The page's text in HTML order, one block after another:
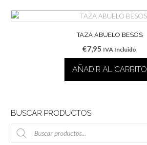
TAZA ABUELO BESOS
€7,95 IVA Incluido
AÑADIR AL CARRITO
BUSCAR PRODUCTOS
Búsqueda
de
productos